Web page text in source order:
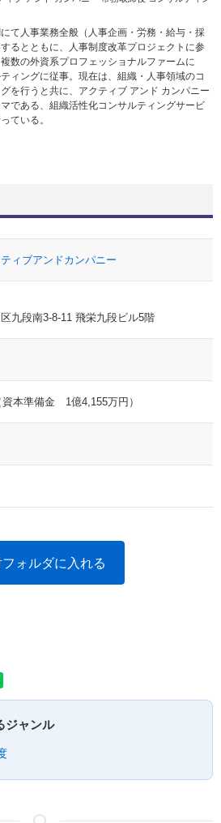
て人事業務全般（人事企画・労務・給与・採
るとともに、人事制度改革プロジェクトに参
数の外資系プロフェッショナルファームに
ィングに従事。現在は、組織・人事領域のコ
を行うと共に、アクティブ アンド カンパニー
である、組織活性化コンサルティングサービ
ている。
ィブアンドカンパニー
九段南3-8-11 飛栄九段ビル5階
資本準備金 1億4,155万円）
ォルダに入れる
ジャンル